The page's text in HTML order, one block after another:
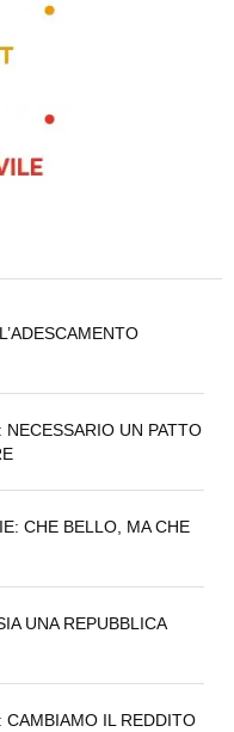
UN PATTO
CHE BELLO, MA CHE
UNA REPUBBLICA
CAMBIAMO IL REDDITO